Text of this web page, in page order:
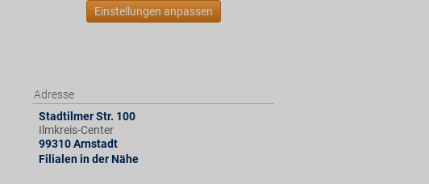
Einstellungen anpassen
Adresse
Stadtilmer Str. 100
Ilmkreis-Center
99310Arnstadt
Filialen in der Nähe